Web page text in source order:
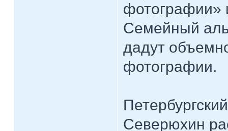
фотографии»
Семейный
дадут
фотографии.
Северюхин